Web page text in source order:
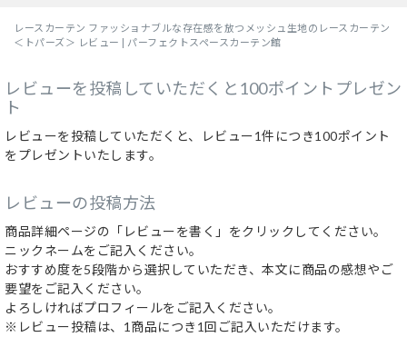
レースカーテン ファッショナブルな存在感を放つメッシュ生地のレースカーテン
＜トパーズ＞ レビュー | パーフェクトスペースカーテン館
レビューを投稿していただくと100ポイントプレゼン
ト
レビューを投稿していただくと、レビュー1件につき100ポイント
をプレゼントいたします。
レビューの投稿方法
商品詳細ページの「レビューを書く」をクリックしてください。
ニックネームをご記入ください。
おすすめ度を5段階から選択していただき、本文に商品の感想やご
要望をご記入ください。
よろしければプロフィールをご記入ください。
※レビュー投稿は、1商品につき1回ご記入いただけます。